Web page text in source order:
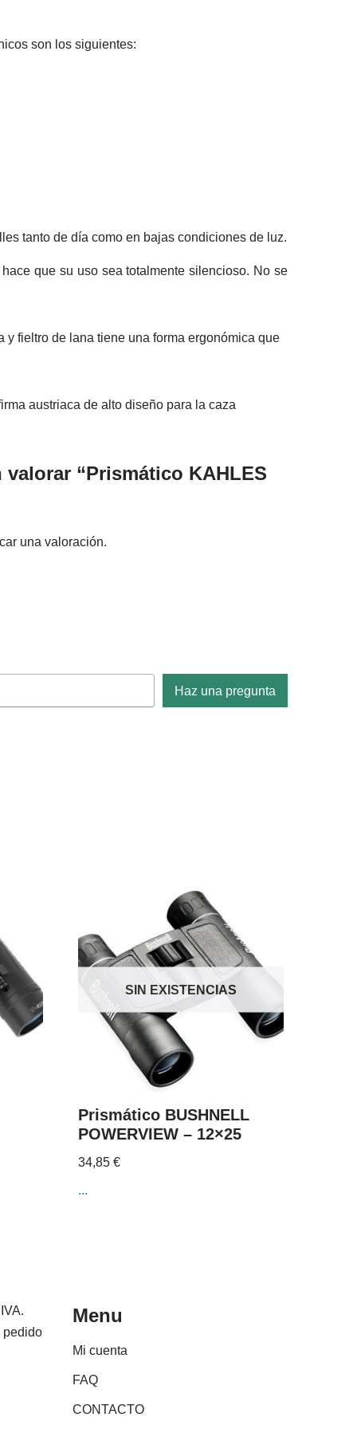
son los siguientes:
tanto de día como en bajas condiciones de luz.
que su uso sea totalmente silencioso. No se
fieltro de lana tiene una forma ergonómica que
austriaca de alto diseño para la caza
valorar “Prismático KAHLES
una valoración.
Haz una pregunta
SIN EXISTENCIAS
Prismático BUSHNELL
POWERVIEW – 12×25
34,85€
...
pedido
Menu
Mi cuenta
FAQ
CONTACTO